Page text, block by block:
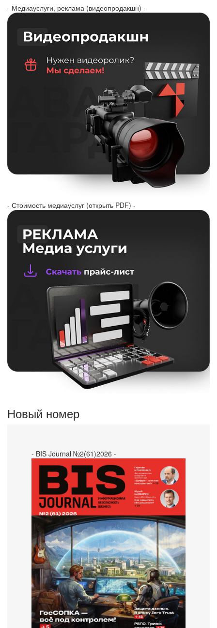
- Медиауслуги, реклама (видеопродакшн) -
- Стоимость медиауслуг (открыть PDF) -
Новый номер
- BIS Journal №2(61)2026 -